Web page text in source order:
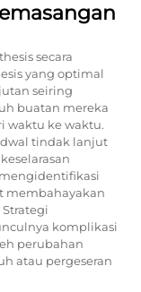
secara
yang optimal
seiring
buatan mereka
waktu ke waktu.
tindak lanjut
membahayakan
komplikasi
perubahan
atau pergeseran